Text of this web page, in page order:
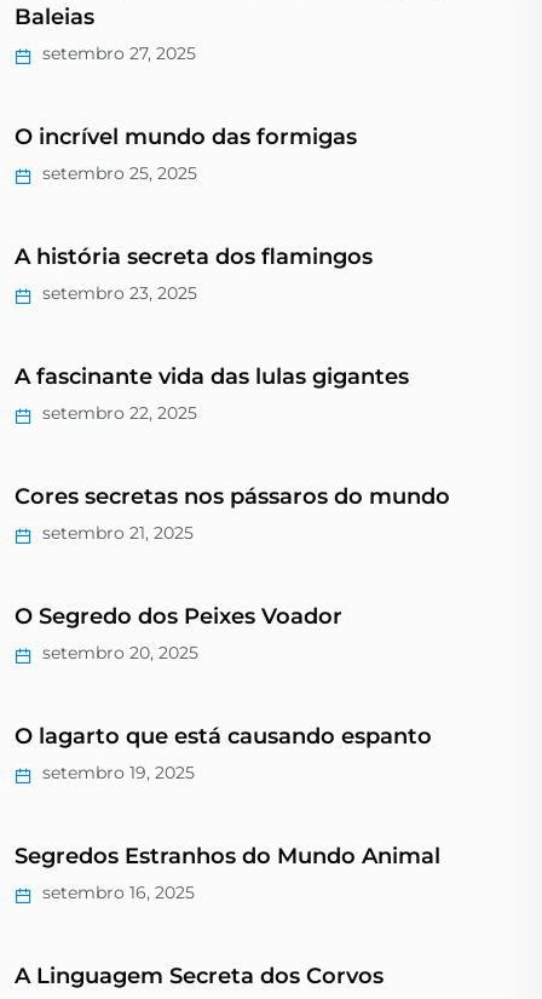
Baleias
setembro 27, 2025
O incrível mundo das formigas
setembro 25, 2025
A história secreta dos flamingos
setembro 23, 2025
A fascinante vida das lulas gigantes
setembro 22, 2025
Cores secretas nos pássaros do mundo
setembro 21, 2025
O Segredo dos Peixes Voador
setembro 20, 2025
O lagarto que está causando espanto
setembro 19, 2025
Segredos Estranhos do Mundo Animal
setembro 16, 2025
A Linguagem Secreta dos Corvos